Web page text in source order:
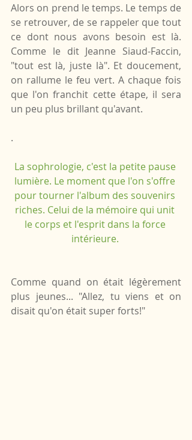
Alors on prend le temps. Le temps de
se retrouver, de se rappeler que tout
ce dont nous avons besoin est là.
Comme le dit Jeanne Siaud-Faccin,
"tout est là, juste là". Et doucement,
on rallume le feu vert. A chaque fois
que l'on franchit cette étape, il sera
un peu plus brillant qu'avant.
.
La sophrologie, c'est la petite pause
lumière. Le moment que l'on s'offre
pour tourner l'album des souvenirs
riches. Celui de la mémoire qui unit
le corps et l'esprit dans la force
intérieure.
Comme quand on était légèrement
plus jeunes... "Allez, tu viens et on
disait qu'on était super forts!"